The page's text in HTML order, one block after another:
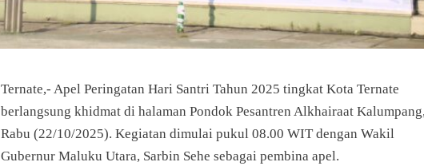
Ternate,- Apel Peringatan Hari Santri Tahun 2025 tingkat Kota Ternate
berlangsung khidmat di halaman Pondok Pesantren Alkhairaat
Rabu (22/10/2025). Kegiatan dimulai pukul 08.00 WIT dengan Wakil
Gubernur Maluku Utara, Sarbin Sehe sebagai pembina apel.